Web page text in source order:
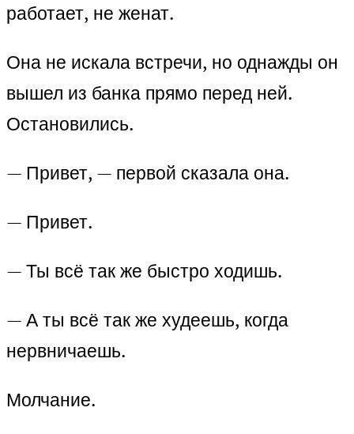
работает, не женат.
Она не искала встречи, но однажды он
вышел из банка прямо перед ней.
Остановились.
— Привет, — первой сказала она.
— Привет.
— Ты всё так же быстро ходишь.
— А ты всё так же худеешь, когда
нервничаешь.
Молчание.